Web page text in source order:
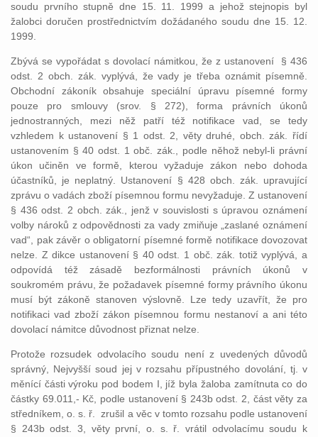
soudu prvního stupně dne 15. 11. 1999 a jehož stejnopis byl
žalobci doručen prostřednictvím dožádaného soudu dne 15. 12.
1999.
Zbývá se vypořádat s dovolací námitkou, že z ustanovení § 436
odst. 2 obch. zák. vyplývá, že vady je třeba oznámit písemně.
Obchodní zákoník obsahuje speciální úpravu písemné formy
pouze pro smlouvy (srov. § 272), forma právních úkonů
jednostranných, mezi něž patří též notifikace vad, se tedy
vzhledem k ustanovení § 1 odst. 2, věty druhé, obch. zák. řídí
ustanovením § 40 odst. 1 obč. zák., podle něhož nebyl-li právní
úkon učiněn ve formě, kterou vyžaduje zákon nebo dohoda
účastníků, je neplatný. Ustanovení § 428 obch. zák. upravující
zprávu o vadách zboží písemnou formu nevyžaduje. Z ustanovení
§ 436 odst. 2 obch. zák., jenž v souvislosti s úpravou oznámení
volby nároků z odpovědnosti za vady zmiňuje „zaslané oznámení
vad“, pak závěr o obligatorní písemné formě notifikace dovozovat
nelze. Z dikce ustanovení § 40 odst. 1 obč. zák. totiž vyplývá, a
odpovídá též zásadě bezformálnosti právních úkonů v
soukromém právu, že požadavek písemné formy právního úkonu
musí být zákoně stanoven výslovně. Lze tedy uzavřít, že pro
notifikaci vad zboží zákon písemnou formu nestanoví a ani této
dovolací námitce důvodnost přiznat nelze.
Protože rozsudek odvolacího soudu není z uvedených důvodů
správný, Nejvyšší soud jej v rozsahu přípustného dovolání, tj. v
měnící části výroku pod bodem I, jíž byla žaloba zamítnuta co do
částky 69.011,- Kč, podle ustanovení § 243b odst. 2, část věty za
středníkem, o. s. ř. zrušil a věc v tomto rozsahu podle ustanovení
§ 243b odst. 3, věty první, o. s. ř. vrátil odvolacímu soudu k